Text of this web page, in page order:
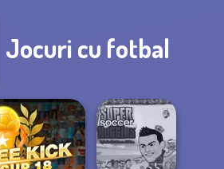
Jocuri cu fotbal